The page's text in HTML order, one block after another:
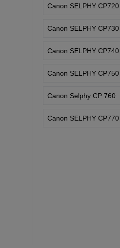
Canon SELPHY CP720
Canon SELPHY CP730
Canon SELPHY CP740
Canon SELPHY CP750
Canon Selphy CP 760
Canon SELPHY CP770